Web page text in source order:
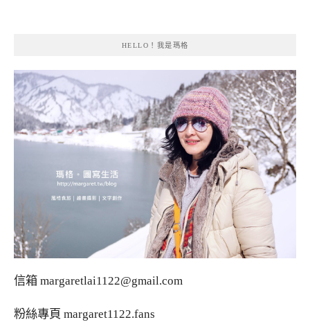
HELLO！我是瑪格
信箱 margaretlai1122@gmail.com
粉絲專頁 margaret1122.fans